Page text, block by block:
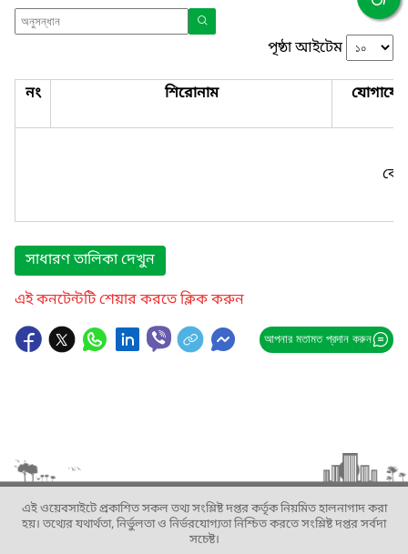
পৃষ্ঠা আইটেম
নং শিরোনাম
সাধারণ তালিকা দেখুন
এই কনটেন্টটি শেয়ার করতে ক্লিক করুন
আপনার মতামত প্রদান করুন
এই ওয়েবসাইটে প্রকাশিত সকল তথ্য সংশ্লিষ্ট দপ্তর কর্তৃক নিয়মিত হালনাগাদ করা
হয়। তথ্যের যথার্থতা, নির্ভুলতা ও নির্ভরযোগ্যতা নিশ্চিত করতে সংশ্লিষ্ট দপ্তর সর্বদা
সচেষ্ট।